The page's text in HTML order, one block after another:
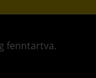
fenntartva.